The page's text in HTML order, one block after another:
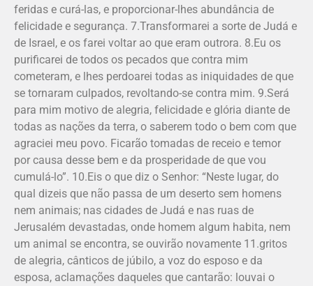
feridas e curá-las, e proporcionar-lhes abundância de
felicidade e segurança. 7.Transformarei a sorte de Judá e
de Israel, e os farei voltar ao que eram outrora. 8.Eu os
purificarei de todos os pecados que contra mim
cometeram, e lhes perdoarei todas as iniquidades de que
se tornaram culpados, revoltando-se contra mim. 9.Será
para mim motivo de alegria, felicidade e glória diante de
todas as nações da terra, o saberem todo o bem com que
agraciei meu povo. Ficarão tomadas de receio e temor
por causa desse bem e da prosperidade de que vou
cumulá-lo”. 10.Eis o que diz o Senhor: “Neste lugar, do
qual dizeis que não passa de um deserto sem homens
nem animais; nas cidades de Judá e nas ruas de
Jerusalém devastadas, onde homem algum habita, nem
um animal se encontra, se ouvirão novamente 11.gritos
de alegria, cânticos de júbilo, a voz do esposo e da
esposa, aclamações daqueles que cantarão: louvai o